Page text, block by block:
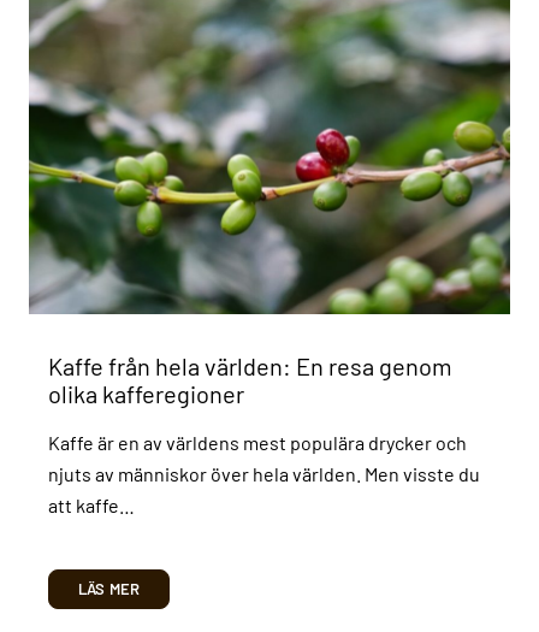
Kaffe från hela världen: En resa genom
olika kafferegioner
Kaffe är en av världens mest populära drycker och
njuts av människor över hela världen. Men visste du
att kaffe…
LÄS MER